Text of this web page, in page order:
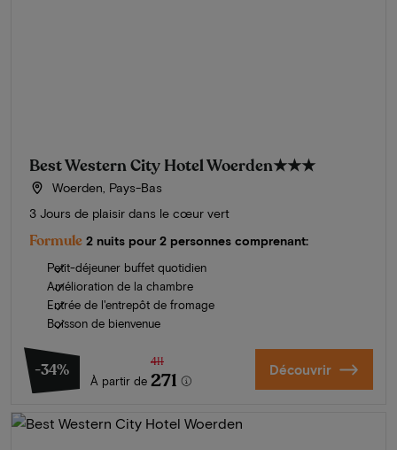
Best Western City Hotel Woerden★★★
Woerden, Pays-Bas
3 Jours de plaisir dans le cœur vert
Formule 2 nuits pour 2 personnes comprenant:
Petit-déjeuner buffet quotidien
Amélioration de la chambre
Entrée de l'entrepôt de fromage
Boisson de bienvenue
-34%
À partir de
411
271 Découvrir